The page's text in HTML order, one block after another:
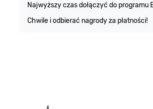
Najwyższy czas dołączyć do programu
Chwile i odbierać nagrody za płatności!